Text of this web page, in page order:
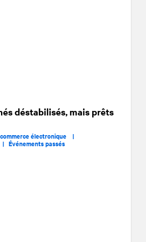
déstabilisés, mais prêts
électronique |
| Événements passés